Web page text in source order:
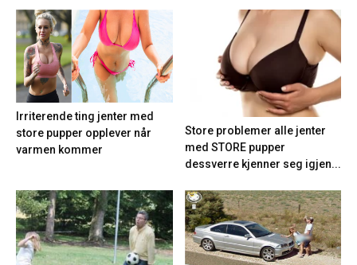
Irriterende ting jenter med
store pupper opplever når
varmen kommer
Store problemer alle jenter
med STORE pupper
dessverre kjenner seg igjen...